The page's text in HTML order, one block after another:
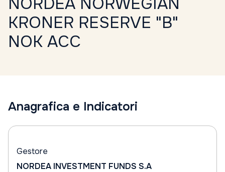
KRONER RESERVE "B"
NOK ACC
Anagrafica e Indicatori
Gestore
NORDEA INVESTMENT FUNDS S.A